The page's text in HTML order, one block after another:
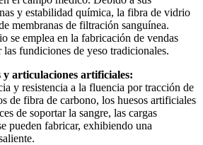
y estabilidad química, la fibra de vidrio
membranas de filtración sanguínea.
se emplea en la fabricación de vendas
las fundiciones de yeso tradicionales.
y articulaciones artificiales:
y resistencia a la fluencia por tracción de
de fibra de carbono, los huesos artificiales
de soportar la sangre, las cargas
pueden fabricar, exhibiendo una